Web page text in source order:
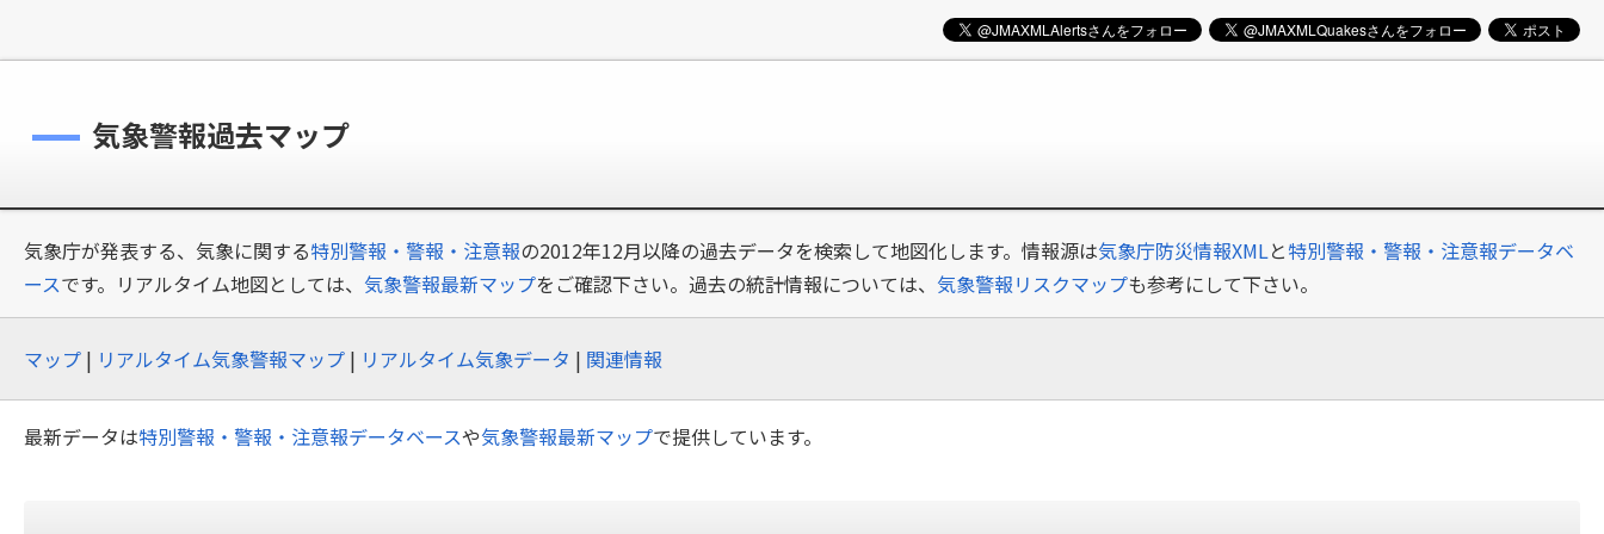
気象警報過去マップ
気象庁が発表する、気象に関する特別警報・警報・注意報の2012年12月以降の過去データを検索して地図化します。情報源は気象庁防災情報XMLと特別警報・警報・注意報データベ
ースです。リアルタイム地図としては、 気象警報最新マップをご確認下さい。過去の統計情報については、 気象警報リスクマップも参考にして下さい。
マップ | リアルタイム気象警報マップ | リアルタイム気象データ | 関連情報
最新データは特別警報・警報・注意報データベースや気象警報最新マップで提供しています。